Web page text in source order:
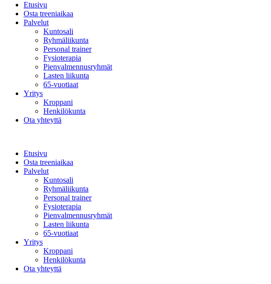
Etusivu
Osta treeniaikaa
Palvelut
Kuntosali
Ryhmäliikunta
Personal trainer
Fysioterapia
Pienvalmennusryhmät
Lasten liikunta
65-vuotiaat
Yritys
Kroppani
Henkilökunta
Ota yhteyttä
Etusivu
Osta treeniaikaa
Palvelut
Kuntosali
Ryhmäliikunta
Personal trainer
Fysioterapia
Pienvalmennusryhmät
Lasten liikunta
65-vuotiaat
Yritys
Kroppani
Henkilökunta
Ota yhteyttä